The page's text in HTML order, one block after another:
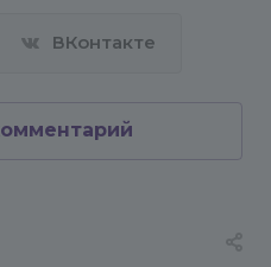
нужно создать
ВКонтакте